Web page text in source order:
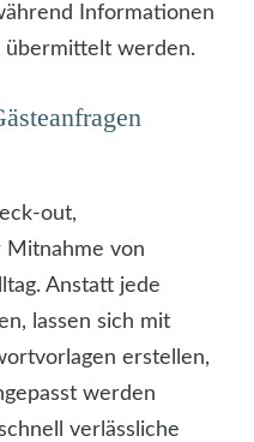
Informationen
übermittelt werden.
out,
Mitnahme von
Anstatt jede
lassen sich mit
erstellen,
werden
verlässliche